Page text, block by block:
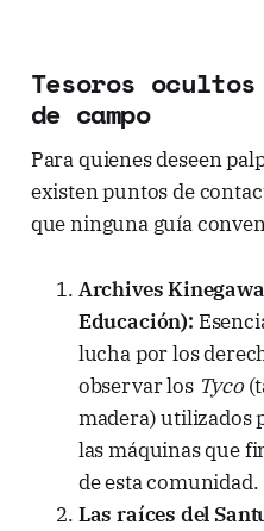
Tesoros
de campo
Para quienes deseen
existen puntos de
que ninguna guía
Archives
Educación):
lucha por los
observar los Tyco
madera) utilizados
las máquinas que
de esta comunidad.
Las raíces del